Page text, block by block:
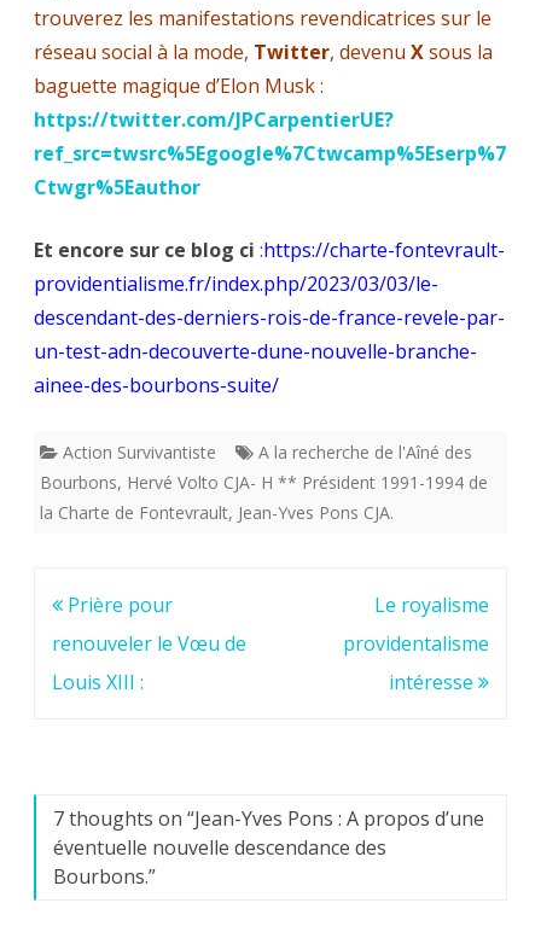
trouverez les manifestations revendicatrices sur le
réseau social à la mode, Twitter, devenu Xsous la
baguette magique d’Elon Musk :
https://twitter.com/JPCarpentierUE?
ref_src=twsrc%5Egoogle%7Ctwcamp%5Eserp%7
Ctwgr%5Eauthor
Et encore sur ce blog ci :https://charte-fontevrault-
providentialisme.fr/index.php/2023/03/03/le-
descendant-des-derniers-rois-de-france-revele-par-
un-test-adn-decouverte-dune-nouvelle-branche-
ainee-des-bourbons-suite/
Action Survivantiste
A la recherche de l'Aîné des
Bourbons, Hervé Volto CJA- H ** Président 1991-1994 de
la Charte de Fontevrault, Jean-Yves Pons CJA.
Navigation
de
l’article
Prière pour
renouveler le Vœu de
Louis XIII :
Le royalisme
providentalisme
intéresse
7 thoughts on “Jean-Yves Pons : A propos d’une
éventuelle nouvelle descendance des
Bourbons.”